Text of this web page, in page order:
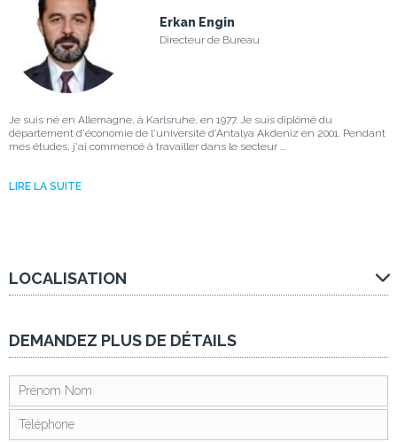
Erkan Engin
Directeur de Bureau
Je suis né en Allemagne, à Karlsruhe, en 1977. Je suis diplômé du
département d'économie de l'université d'Antalya Akdeniz en 2001. Pendant
mes études, j'ai commencé à travailler dans le secteur ...
LIRE LA SUITE
LOCALISATION
DEMANDEZ PLUS DE DÉTAILS